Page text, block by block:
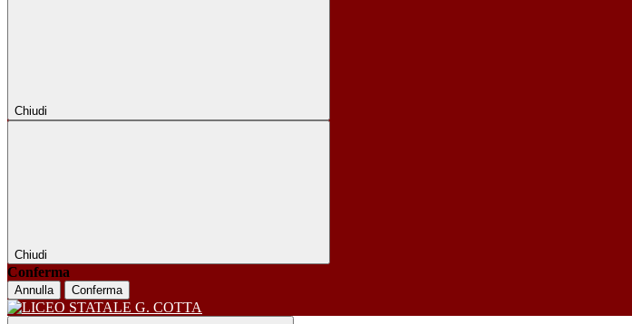
Chiudi
Chiudi
Conferma
Annulla Conferma